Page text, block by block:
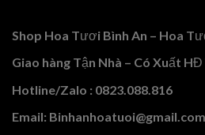
Shop Hoa Tươi Bình An – Hoa
Giao hàng Tận Nhà – Có Xuất HĐ
Hotline/Zalo : 0823.088.816
Email: Binhanhoatuoi@gmail.com